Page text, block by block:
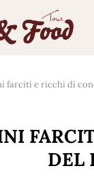
farciti e ricchi di
DEL